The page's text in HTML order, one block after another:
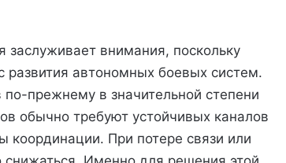
заслуживает внимания, поскольку
автономных боевых систем.
прежнему в значительной степени
обычно требуют устойчивых каналов
координации. При потере связи или